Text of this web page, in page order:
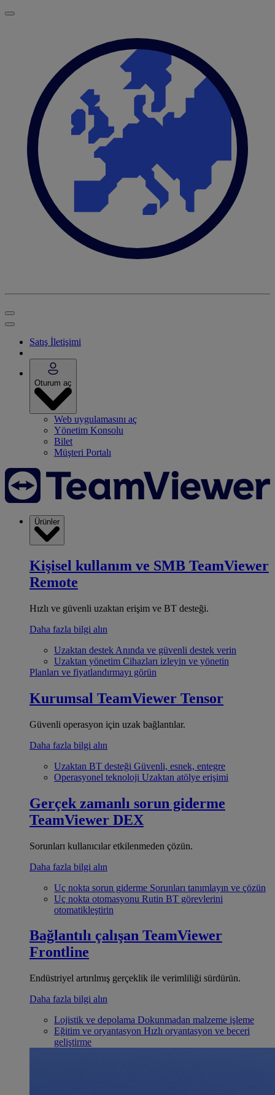
Satış İletişimi
Oturum aç
Web uygulamasını aç
Yönetim Konsolu
Bilet
Müşteri Portalı
Ürünler
Kişisel kullanım ve SMB TeamViewer
Remote
Hızlı ve güvenli uzaktan erişim ve BT desteği.
Daha fazla bilgi alın
Uzaktan destek Anında ve güvenli destek verin
Uzaktan yönetim Cihazları izleyin ve yönetin
Planları ve fiyatlandırmayı görün
Kurumsal TeamViewer Tensor
Güvenli operasyon için uzak bağlantılar.
Daha fazla bilgi alın
Uzaktan BT desteği Güvenli, esnek, entegre
Operasyonel teknoloji Uzaktan atölye erişimi
Gerçek zamanlı sorun giderme
TeamViewer DEX
Sorunları kullanıcılar etkilenmeden çözün.
Daha fazla bilgi alın
Uç nokta sorun giderme Sorunları tanımlayın ve çözün
Uç nokta otomasyonu Rutin BT görevlerini
otomatikleştirin
Bağlantılı çalışan TeamViewer
Frontline
Endüstriyel artırılmış gerçeklik ile verimliliği sürdürün.
Daha fazla bilgi alın
Lojistik ve depolama Dokunmadan malzeme işleme
Eğitim ve oryantasyon Hızlı oryantasyon ve beceri
geliştirme